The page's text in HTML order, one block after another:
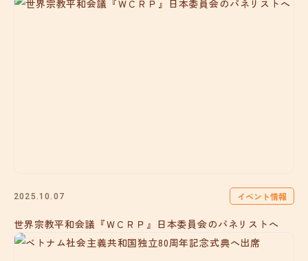
2025.10.07 イベント情報
世界宗教平和会議『ＷＣＲＰ』日本委員会のパネリストへ